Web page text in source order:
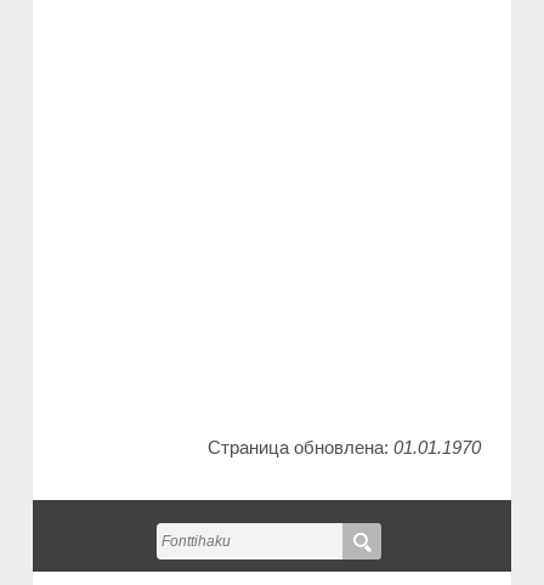
Страница обновлена: 01.01.1970